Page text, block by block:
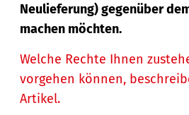
Neulieferung) gegenüber
machen möchten.
Welche Rechte Ihnen
vorgehen können,
Artikel.